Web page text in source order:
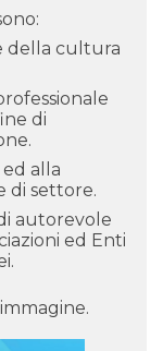
della cultura
di
alla
di settore.
autorevole
ed Enti